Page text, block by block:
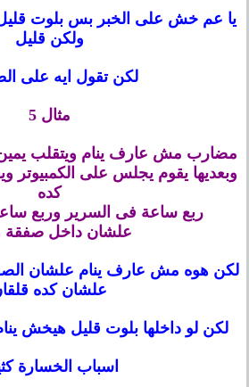
يا عم خش على الخبر بس بلوت
ولكن قليل
لكن تقول ايه على
مثال 5
مضارب مش عارف ينام ويتقلب
وبعديها يقوم يجلس على
كده
ربع ساعة فى السرير وربع
علشان داخل صفقة
لكن هوه مش عارف ينام علشان
علشان كده
لكن لو داخلها بلوت قليل هيخش
اسباب الخسارة